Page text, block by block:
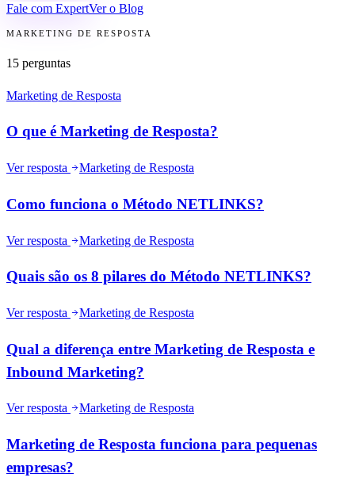
Fale com ExpertVer o Blog
MARKETING DE RESPOSTA
15 perguntas
Marketing de Resposta
O que é Marketing de Resposta?
Ver resposta Marketing de Resposta
Como funciona o Método NETLINKS?
Ver resposta Marketing de Resposta
Quais são os 8 pilares do Método NETLINKS?
Ver resposta Marketing de Resposta
Qual a diferença entre Marketing de Resposta e
Inbound Marketing?
Ver resposta Marketing de Resposta
Marketing de Resposta funciona para pequenas
empresas?